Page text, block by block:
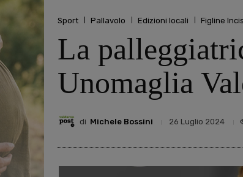
Sport Pallavolo Edizioni locali Figline
La
Unomaglia
di Michele Bossini 26 Luglio 2024